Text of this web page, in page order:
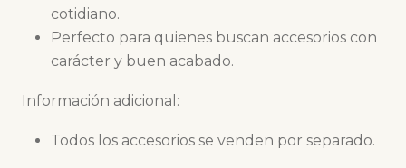
cotidiano.
Perfecto para quienes buscan accesorios con
carácter y buen acabado.
Información adicional:
Todos los accesorios se venden por separado.